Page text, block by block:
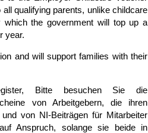
qualifying parents, unlike childcare
the government will top up a
year.
and will support families with their
Bitte besuchen Sie die
von Arbeitgebern, die ihren
von NI-Beiträgen für Mitarbeiter
Anspruch, solange sie beide in